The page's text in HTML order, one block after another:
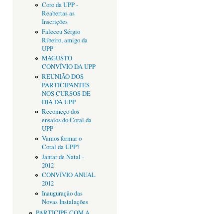
Coro da UPP -
Reabertas as
Inscrições
Faleceu Sérgio
Ribeiro, amigo da
UPP
MAGUSTO
CONVÍVIO DA UPP
REUNIÃO DOS
PARTICIPANTES
NOS CURSOS DE
DIA DA UPP
Recomeço dos
ensaios do Coral da
UPP
Vamos formar o
Coral da UPP?
Jantar de Natal -
2012
CONVÍVIO ANUAL
2012
Inauguração das
Novas Instalações